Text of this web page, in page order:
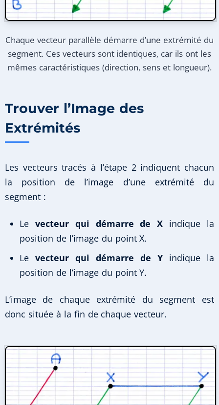
Chaque vecteur parallèle démarre d’une extrémité du
segment. Ces vecteurs sont identiques, car ils ont les
mêmes caractéristiques (direction, sens et longueur).
Trouver l’Image des
Extrémités
Les vecteurs tracés à l’étape 2 indiquent chacun
la position de l’image d’une extrémité du
segment :
Le vecteur qui démarre de X indique la
position de l’image du point X.
Le vecteur qui démarre de Yindique la
position de l’image du point Y.
L’image de chaque extrémité du segment est
donc située à la fin de chaque vecteur.